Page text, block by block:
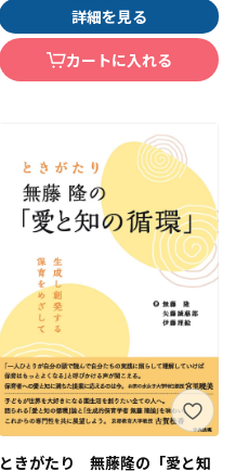
詳細を見る
カートに入れる
ときがたり 無藤隆の「愛と知